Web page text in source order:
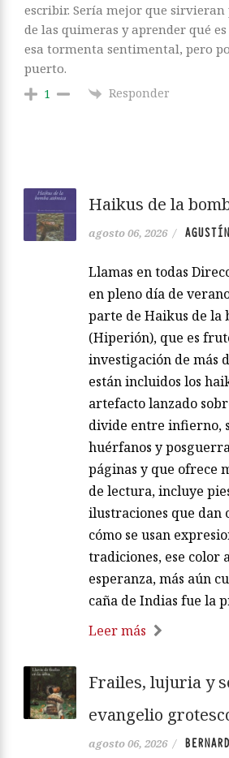
escribir. Sería mejor que
de las quimeras y aprender qué
esa tormenta sentimental, pero
puerto.
1 Responder
Haikus de la
agosto 06, 2026 /
Llamas en todas
en pleno día de
parte de Haikus de la
(Hiperión), que es
investigación de más
están incluidos los
artefacto lanzado
divide entre infierno,
huérfanos y
páginas y que ofrece
de lectura, incluye
ilustraciones que dan
cómo se usan
tradiciones, ese color
esperanza, más aún
caña de Indias fue la
Leer más
Frailes, lujuria y
evangelio
agosto 06, 2026 /